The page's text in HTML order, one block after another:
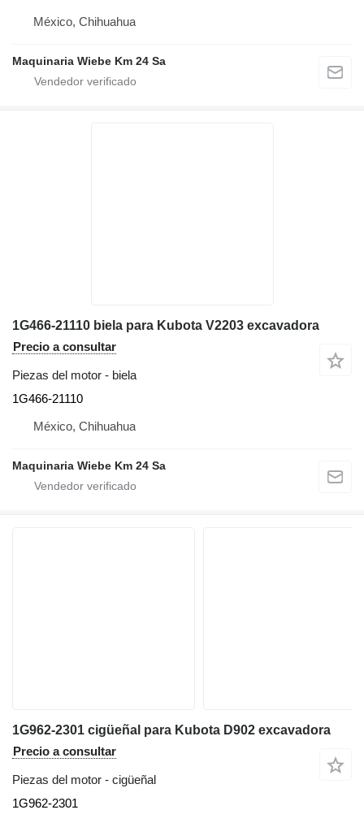
México, Chihuahua
Maquinaria Wiebe Km 24 Sa
1G466-21110 biela para Kubota V2203 excavadora
Precio a consultar
Piezas del motor - biela
1G466-21110
México, Chihuahua
Maquinaria Wiebe Km 24 Sa
1G962-2301 cigüeñal para Kubota D902 excavadora
Precio a consultar
Piezas del motor - cigüeñal
1G962-2301